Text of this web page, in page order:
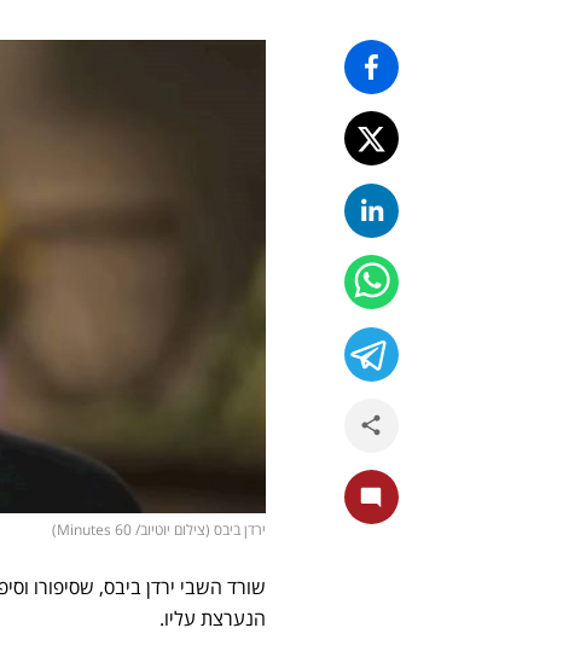
ירדן ביבס (צילום יוטיוב/ 60 Minutes)
הנערצת עליו.